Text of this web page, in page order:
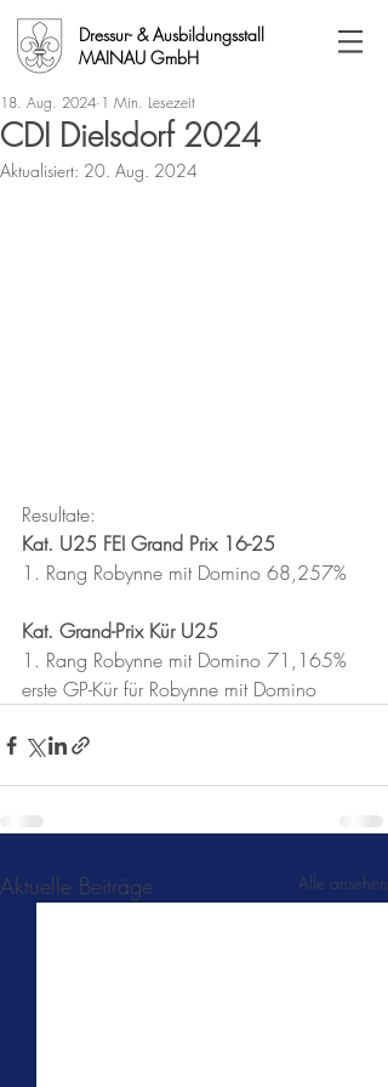
Dressur- & Ausbildungsstall
MAINAU GmbH
CDI Dielsdorf 2024
18. Aug. 2024 1 Min. Lesezeit
Aktualisiert: 20. Aug. 2024
Resultate:
Kat. U25 FEI Grand Prix 16-25
1. Rang Robynne mit Domino 68,257%
Kat. Grand-Prix Kür U25
1. Rang Robynne mit Domino 71,165%
erste GP-Kür für Robynne mit Domino
Aktuelle Beiträge Alle ansehen